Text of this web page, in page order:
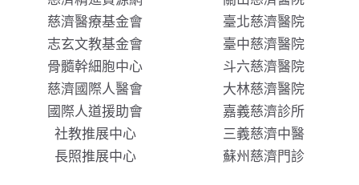
慈濟醫療基金會
志玄文教基金會
骨髓幹細胞中心
慈濟國際人醫會
國際人道援助會
社教推展中心
長照推展中心
臺北慈濟醫院
臺中慈濟醫院
斗六慈濟醫院
大林慈濟醫院
嘉義慈濟診所
三義慈濟中醫
蘇州慈濟門診